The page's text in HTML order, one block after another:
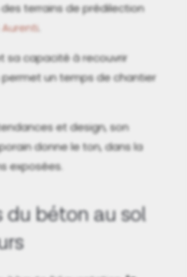
terrains de prédilection
.
sa capacité à recouvrir
un temps de chantier
et design, son
donne le ton, dans la
exposées.
du béton au sol